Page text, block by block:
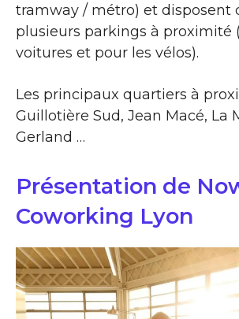
tramway / métro) et disposent
plusieurs parkings à proximité
voitures et pour les vélos).
Les principaux quartiers à
Guillotière Sud, Jean Macé, La
Gerland …
Présentation de
Coworking Lyon